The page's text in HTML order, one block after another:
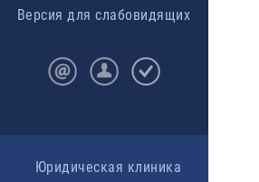
Версия для слабовидящих
Юридическая клиника